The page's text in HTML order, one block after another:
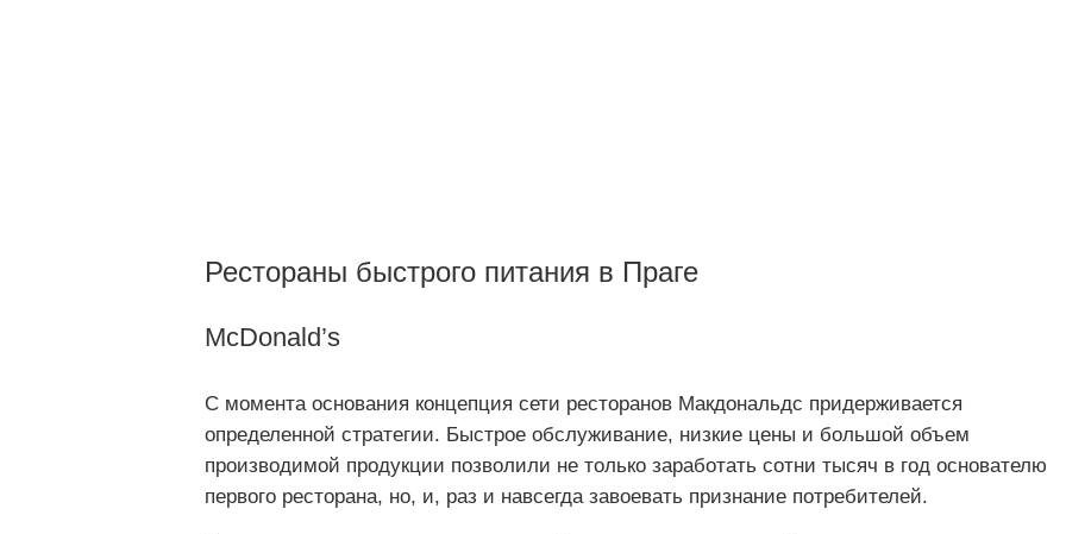
Рестораны быстрого питания в Праге
McDonald’s
С момента основания концепция сети ресторанов Макдональдс придерживается
определенной стратегии. Быстрое обслуживание, низкие цены и большой объем
производимой продукции позволили не только заработать сотни тысяч в год основателю
первого ресторана, но, и, раз и навсегда завоевать признание потребителей.